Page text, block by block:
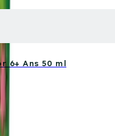
6+ Ans 50 ml